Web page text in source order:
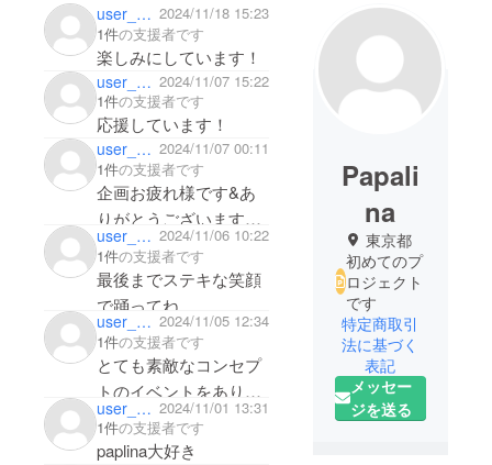
user_6d1fafcb7bd4 2024/11/18 15:23
1件の支援者です
楽しみにしています！
user_0337eb5cd024 2024/11/07 15:22
1件の支援者です
応援しています！
user_9a9d1e2e5074 2024/11/07 00:11
1件の支援者です
企画お疲れ様です&あ
りがとうございます！
応援してます！
user_647c53b8b8d4 2024/11/06 10:22
1件の支援者です
最後までステキな笑顔
で踊ってね
セクシーさも、大事で
user_534737554c04 2024/11/05 12:34
1件の支援者です
とても素敵なコンセプ
トのイベントをありが
とう!これからもずっと
応援しています♡
user_9b0fec429a94 2024/11/01 13:31
1件の支援者です
paplina大好き
Papali
na
東京都
初めてのプ
ロジェクト
です
特定商取引
法に基づく
表記
メッセー
ジを送る